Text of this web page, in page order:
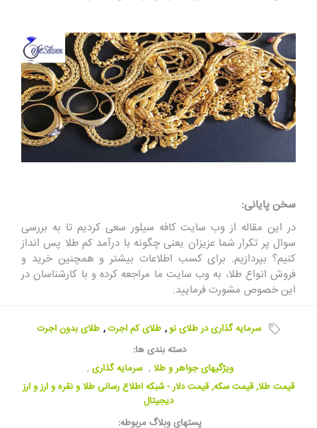
سخن پایانی:
در این مقاله از وب سایت کافه سیلور سعی کردیم تا به بررسی
سوال پر تکرار شما عزیزان یعنی چگونه با درآمد کم طلا پس‌ انداز
کنیم؟ بپردازیم. برای کسب اطلاعات بیشتر و همچنین خرید و
فروش انواع طلا، به وب سایت ما مراجعه کرده و با کارشناسان در
این خصوص مشورت فرمایید.
سرمایه ‌گذاری در طلای نو, طلای کم اجرت, طلای بدون اجرت
دسته بندی ها:
ویژگیهای جواهر و طلا , سرمایه گذاری ,
قیمت طلا, قیمت سکه, قیمت دلار - شبکه اطلاع رسانی طلا و نقره و ارز و ارز
دیجیتال
پستهای وبلاگ مربوطه: